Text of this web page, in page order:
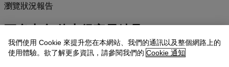
瀏覽狀況報告
查看全部
我們使用 Cookie 來提升您在本網站、我們的通訊以及整個網路上的
使用體驗。欲了解更多資訊，請參閱我們的 Cookie 通知